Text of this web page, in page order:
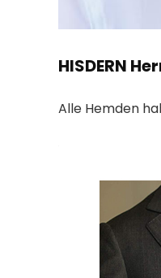
HISDERN
Alle Hemden